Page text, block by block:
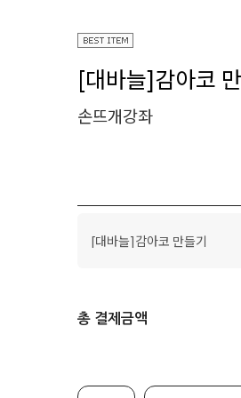
[대바늘]감아코
손뜨개강좌
[대바늘]감아코 만들기
총 결제금액